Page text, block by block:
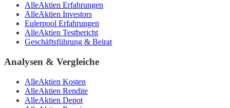
AlleAktien Erfahrungen
AlleAktien Investors
Eulerpool Erfahrungen
AlleAktien Testbericht
Geschäftsführung & Beirat
Analysen & Vergleiche
AlleAktien Kosten
AlleAktien Rendite
AlleAktien Depot